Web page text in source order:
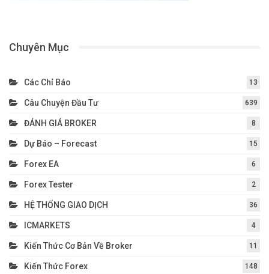
Chuyên Mục
Các Chỉ Báo 13
Câu Chuyện Đầu Tư 639
ĐÁNH GIÁ BROKER 8
Dự Báo – Forecast 15
Forex EA 6
Forex Tester 2
HỆ THỐNG GIAO DỊCH 36
ICMARKETS 4
Kiến Thức Cơ Bản Về Broker 11
Kiến Thức Forex 148